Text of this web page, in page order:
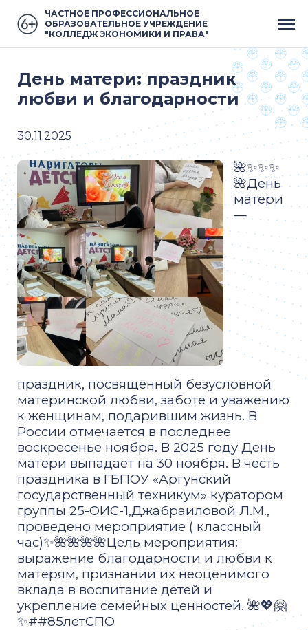
ЧАСТНОЕ ПРОФЕССИОНАЛЬНОЕ
ОБРАЗОВАТЕЛЬНОЕ УЧРЕЖДЕНИЕ
"КОЛЛЕДЖ ЭКОНОМИКИ И ПРАВА"
День матери: праздник
любви и благодарности
30.11.2025
🌺✨✨✨
🌺День
матери
—
праздник, посвящённый безусловной
материнской любви, заботе и уважению
к женщинам, подарившим жизнь. В
России отмечается в последнее
воскресенье ноября. В 2025 году День
матери выпадает на 30 ноября. В честь
праздника в ГБПОУ «Аргунский
государственный техникум» куратором
группы 25-ОИС-1,Джабраиловой Л.М.,
проведено мероприятие ( классный
час)✨🌺🌺🌺🌺Цель мероприятия:
выражение благодарности и любви к
матерям, признании их неоценимого
вклада в воспитание детей и
укрепление семейных ценностей. 🌺💖🤗
✨##85летСПО